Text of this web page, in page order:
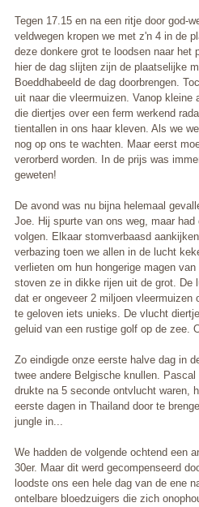
Tegen 17.15 en na een ritje door god-
veldwegen kropen we met z'n 4 in de
deze donkere grot te loodsen naar het
hier de dag slijten zijn de plaatselijke
Boeddhabeeld de dag doorbrengen.
uit naar die vleermuizen. Vanop
die diertjes over een ferm werkend
tientallen in ons haar kleven. Als we
nog op ons te wachten. Maar eerst
verorberd worden. In de prijs was
geweten!
De avond was nu bijna helemaal
Joe. Hij spurte van ons weg, maar
volgen. Elkaar stomverbaasd
verbazing toen we allen in de lucht
verlieten om hun hongerige magen
stoven ze in dikke rijen uit de grot. De
dat er ongeveer 2 miljoen
te geloven iets unieks. De vlucht
geluid van een rustige golf op de zee.
Zo eindigde onze eerste halve dag in
twee andere Belgische knullen.
drukte na 5 seconde ontvlucht waren,
eerste dagen in Thailand door te
jungle in...
We hadden de volgende ochtend een
30er. Maar dit werd gecompenseerd
loodste ons een hele dag van de ene
ontelbare bloedzuigers die zich